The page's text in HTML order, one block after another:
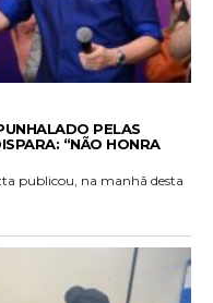
PELAS
“NÃO HONRA
publicou, na manhã desta